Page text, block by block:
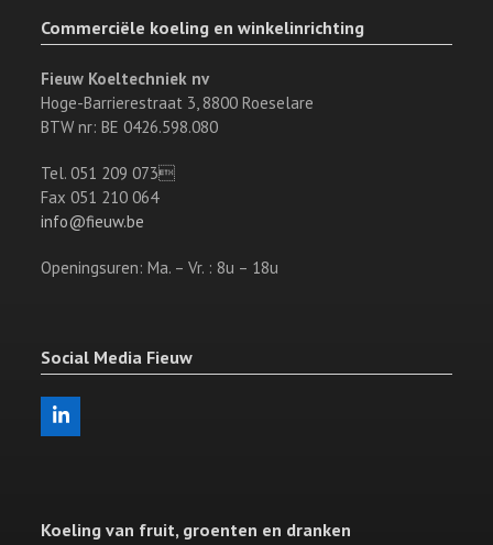
Commerciële koeling en winkelinrichting
Fieuw Koeltechniek nv
Hoge-Barrierestraat 3, 8800 Roeselare
BTW nr: BE 0426.598.080
Tel. 051 209 073
Fax 051 210 064
info@fieuw.be
Openingsuren: Ma. – Vr. : 8u – 18u
Social Media Fieuw
LinkedIn
Koeling van fruit, groenten en dranken